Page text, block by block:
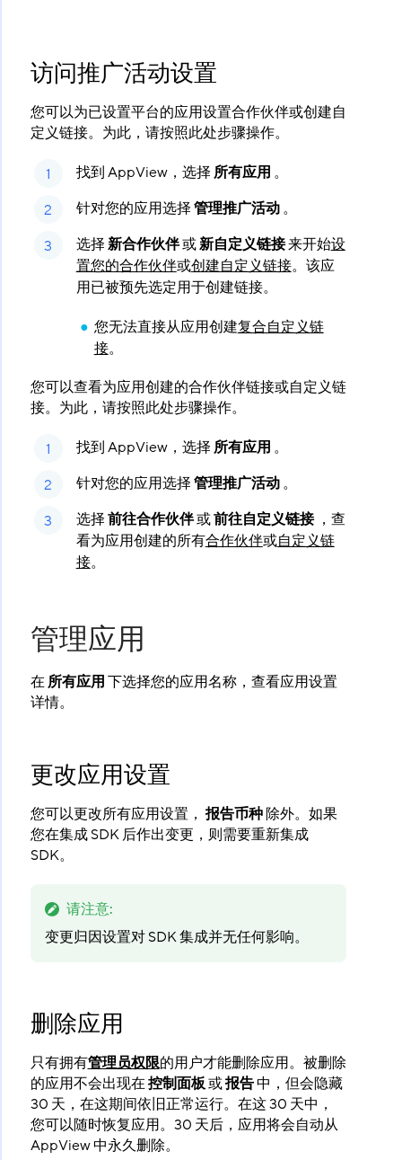
访问推广活动设置
您可以为已设置平台的应用设置合作伙伴或创建自
定义链接。为此，请按照此处步骤操作。
找到 AppView，选择所有应用 ​ 。
针对您的应用选择管理推广活动​ 。
选择新合作伙伴​ 或新自定义链接​ 来开始设
置您的合作伙伴或创建自定义链接。该应
用已被预先选定用于创建链接。
您无法直接从应用创建复合自定义链
接。
您可以查看为应用创建的合作伙伴链接或自定义链
接。为此，请按照此处步骤操作。
找到 AppView，选择所有应用 ​ 。
针对您的应用选择管理推广活动​ 。
选择前往合作伙伴​ 或前往自定义链接​ ，查
看为应用创建的所有合作伙伴或自定义链
接。
管理应用
在所有应用​ 下选择您的应用名称，查看应用设置
详情。
更改应用设置
您可以更改所有应用设置， 报告币种​ 除外。如果
您在集成 SDK 后作出变更，则需要重新集成
SDK。
请注意:
变更归因设置对 SDK 集成并无任何影响。
删除应用
只有拥有管理员权限的用户才能删除应用。被删除
的应用不会出现在控制面板​ 或报告​ 中，但会隐藏
30 天，在这期间依旧正常运行。在这 30 天中，
您可以随时恢复应用。30 天后，应用将会自动从
AppView 中永久删除。